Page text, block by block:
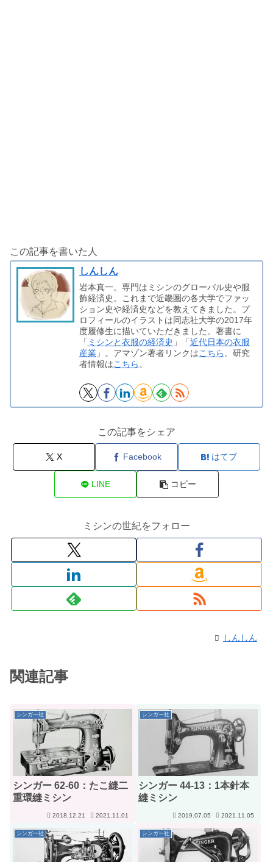
この記事を書いた人
しんしん
岩本真一。専門はミシンのグローバル史や服
飾経済史。これまで近畿圏の各大学でファッ
ション史や経済史などを教えてきました。プ
ロフィールのイラストは同志社大学の2017年
度履修生に描いていただきました。著書に
「 ミシンと衣服の経済史 」「近代日本の衣服
産業」。アマゾン著者リンクはこちら 。研究
者情報はこちら 。
この記事をシェア
X Facebook はてブ
LINE コピー
ミシンの世紀をフォロー
しんしん
関連記事
シンガー社
シンガー 62-60：たこ縫二
重環縫ミシン
2018.12.21 2021.11.01
シンガー社
シンガー 44-13：1本針本
縫ミシン
2019.07.05 2021.11.05
シンガー社 シンガー社